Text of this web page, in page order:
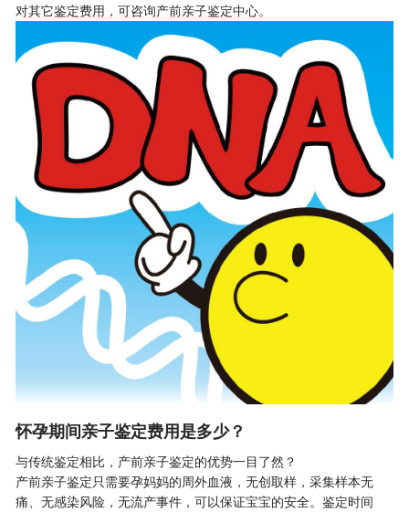
对其它鉴定费用，可咨询产前亲子鉴定中心。
怀孕期间亲子鉴定费用是多少？
与传统鉴定相比，产前亲子鉴定的优势一目了然？
产前亲子鉴定只需要孕妈妈的周外血液，无创取样，采集样本无
痛、无感染风险，无流产事件，可以保证宝宝的安全。鉴定时间